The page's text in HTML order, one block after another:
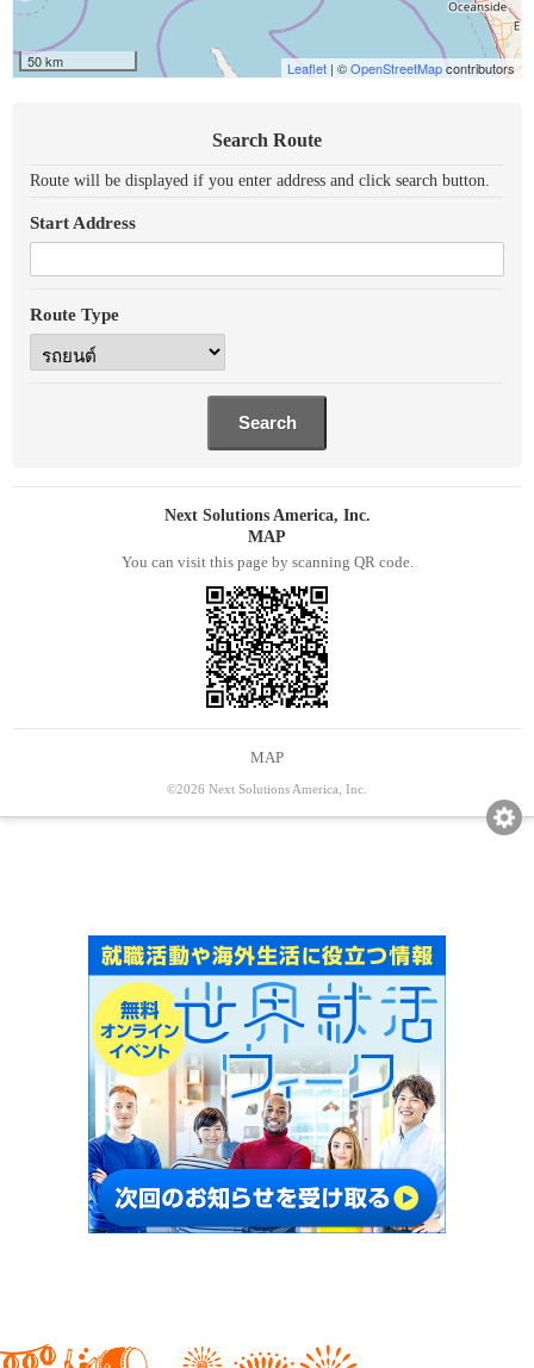
50 km Leaflet | ©OpenStreetMapcontributors
Search Route
Route will be displayed if you enter address and click search button.
Start Address
Route Type
Next Solutions America, Inc.
MAP
You can visit this page by scanning QR code.
MAP
©2026 Next Solutions America, Inc.